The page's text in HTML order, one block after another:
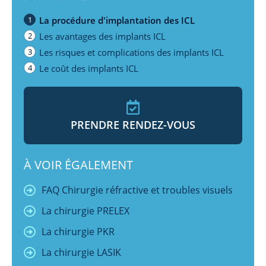
1 La procédure d'implantation des ICL
2 Les avantages des implants ICL
3 Les risques et complications des implants ICL
4 Le coût des implants ICL
PRENDRE RENDEZ-VOUS
À VOIR ÉGALEMENT
FAQ Chirurgie réfractive et troubles visuels
La chirurgie PRELEX
La chirurgie PKR
La chirurgie LASIK